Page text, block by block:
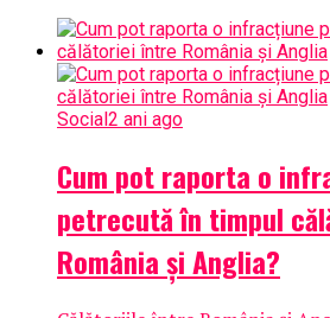
Social2 ani ago
Cum pot raporta o
petrecută în timpul
România și Anglia?